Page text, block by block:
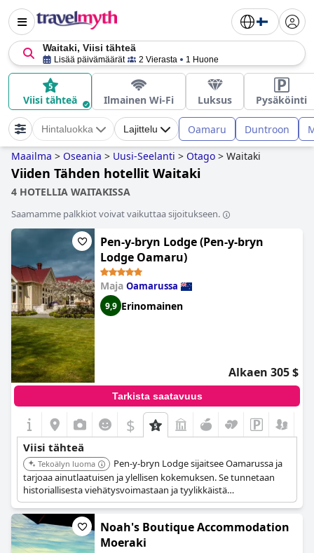
Waitaki, Viisi tähteä
Lisää päivämäärät 2 Vierasta 1 Huone
Viisi tähteä Ilmainen Wi-Fi Luksus Pysäköinti
Hintaluokka Lajittelu Oamaru Duntroon
Maailma > Oseania > Uusi-Seelanti > Otago > Waitaki
Viiden Tähden hotellit Waitaki
4 HOTELLIA WAITAKISSA
Saamamme palkkiot voivat vaikuttaa sijoitukseen.
Pen-y-bryn Lodge (Pen-y-bryn
Lodge Oamaru)
Maja Oamarussa
9,9 Erinomainen
Alkaen 305 $
Tarkista saatavuus
$
Viisi tähteä
Tekoälyn luoma
Pen-y-bryn Lodge sijaitsee Oamarussa ja
tarjoaa ainutlaatuisen ja ylellisen kokemuksen. Se tunnetaan
historiallisesta viehätysvoimastaan ja tyylikkäistä
majoitustiloistaan. Lodge tarjoaa rauhallisen pakopaikan
henkilökohtaisella palvelulla.
Noah's Boutique Accommodation
Moeraki